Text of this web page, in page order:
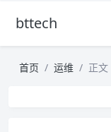
bttech
首页 运维 正文